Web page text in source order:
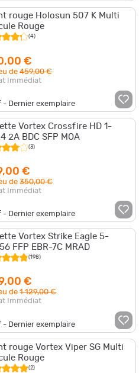
rouge Holosun 507 K Multi
Rouge
(4)
€
de459,00 €
Immédiat
- Dernier exemplaire
Vortex Crossfire HD 1-
2A BDC SFP MOA
(3)
€
de350,00 €
Immédiat
- Dernier exemplaire
Vortex Strike Eagle 5-
FFP EBR-7C MRAD
(198)
€
de1 129,00 €
Immédiat
- Dernier exemplaire
rouge Vortex Viper SG Multi
Rouge
(2)